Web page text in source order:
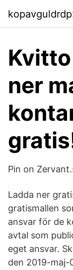
ner
Pin on
Ladda ner
gratismallen
ansvar för de
avtal som
eget ansvar.
den 2019-